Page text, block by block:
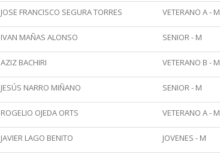
JOSE FRANCISCO SEGURA TORRES VETERANO A - M
IVAN MAÑAS ALONSO SENIOR - M
AZIZ BACHIRI VETERANO B - M
JESÚS NARRO MIÑANO SENIOR - M
ROGELIO OJEDA ORTS VETERANO A - M
JAVIER LAGO BENITO JOVENES - M